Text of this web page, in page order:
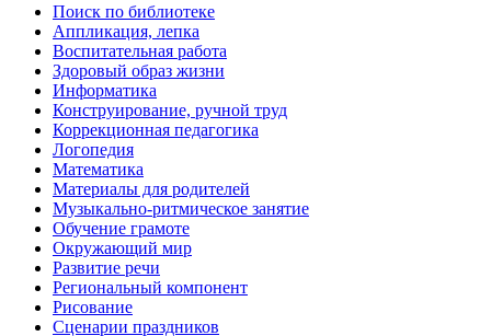
Поиск по библиотеке
Аппликация, лепка
Воспитательная работа
Здоровый образ жизни
Информатика
Конструирование, ручной труд
Коррекционная педагогика
Логопедия
Математика
Материалы для родителей
Музыкально-ритмическое занятие
Обучение грамоте
Окружающий мир
Развитие речи
Региональный компонент
Рисование
Сценарии праздников